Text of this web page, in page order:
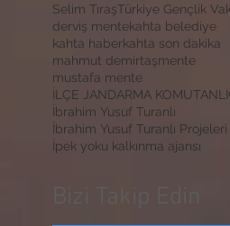
Selim TıraşTürkiye Gençlik
derviş mentekahta belediye
kahta haberkahta son dakika
mahmut demirtaşmente
mustafa mente
İbrahim Yusuf Turanlı
İbrahim Yusuf Turanlı Projeleri
İpek yoku kalkınma ajansı